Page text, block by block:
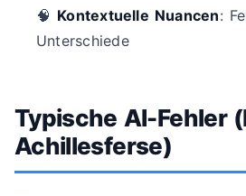
🧠 Kontextuelle Nuancen:
Unterschiede
Typische AI-Fehler
Achillesferse)